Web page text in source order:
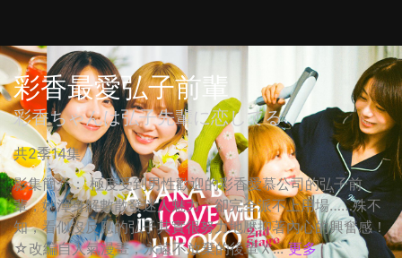
彩香最愛弘子前輩
彩香ちゃんは弘子先輩に恋してる
共2季14集
影集簡介： 極度受到男性歡迎的彩香愛慕公司的弘子前
輩，她渾身解數散發迷人魅力，卻完全派不上用場……殊不
知，看似沒反應的弘子其實很努力地壓抑著內心的興奮感！
☆改編自人氣漫畫，永遠不放棄的後輩Ｘ... 更多